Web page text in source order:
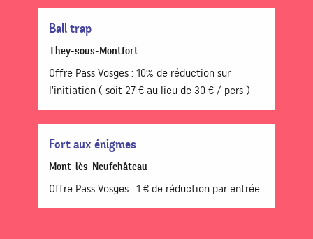
Ball trap
They-sous-Montfort
Offre Pass Vosges : 10% de réduction sur
l’initiation ( soit 27 € au lieu de 30 € / pers )
Fort aux énigmes
Mont-lès-Neufchâteau
Offre Pass Vosges : 1 € de réduction par entrée